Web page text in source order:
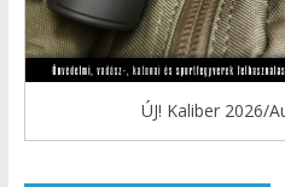
ÚJ! Kaliber 2026/